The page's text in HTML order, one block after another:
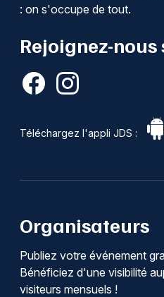
: on s'occupe de tout.
Rejoignez-nous
Téléchargez l'appli JDS :
Organisateurs
Publiez votre événement
Bénéficiez d'une visibilité
visiteurs mensuels !